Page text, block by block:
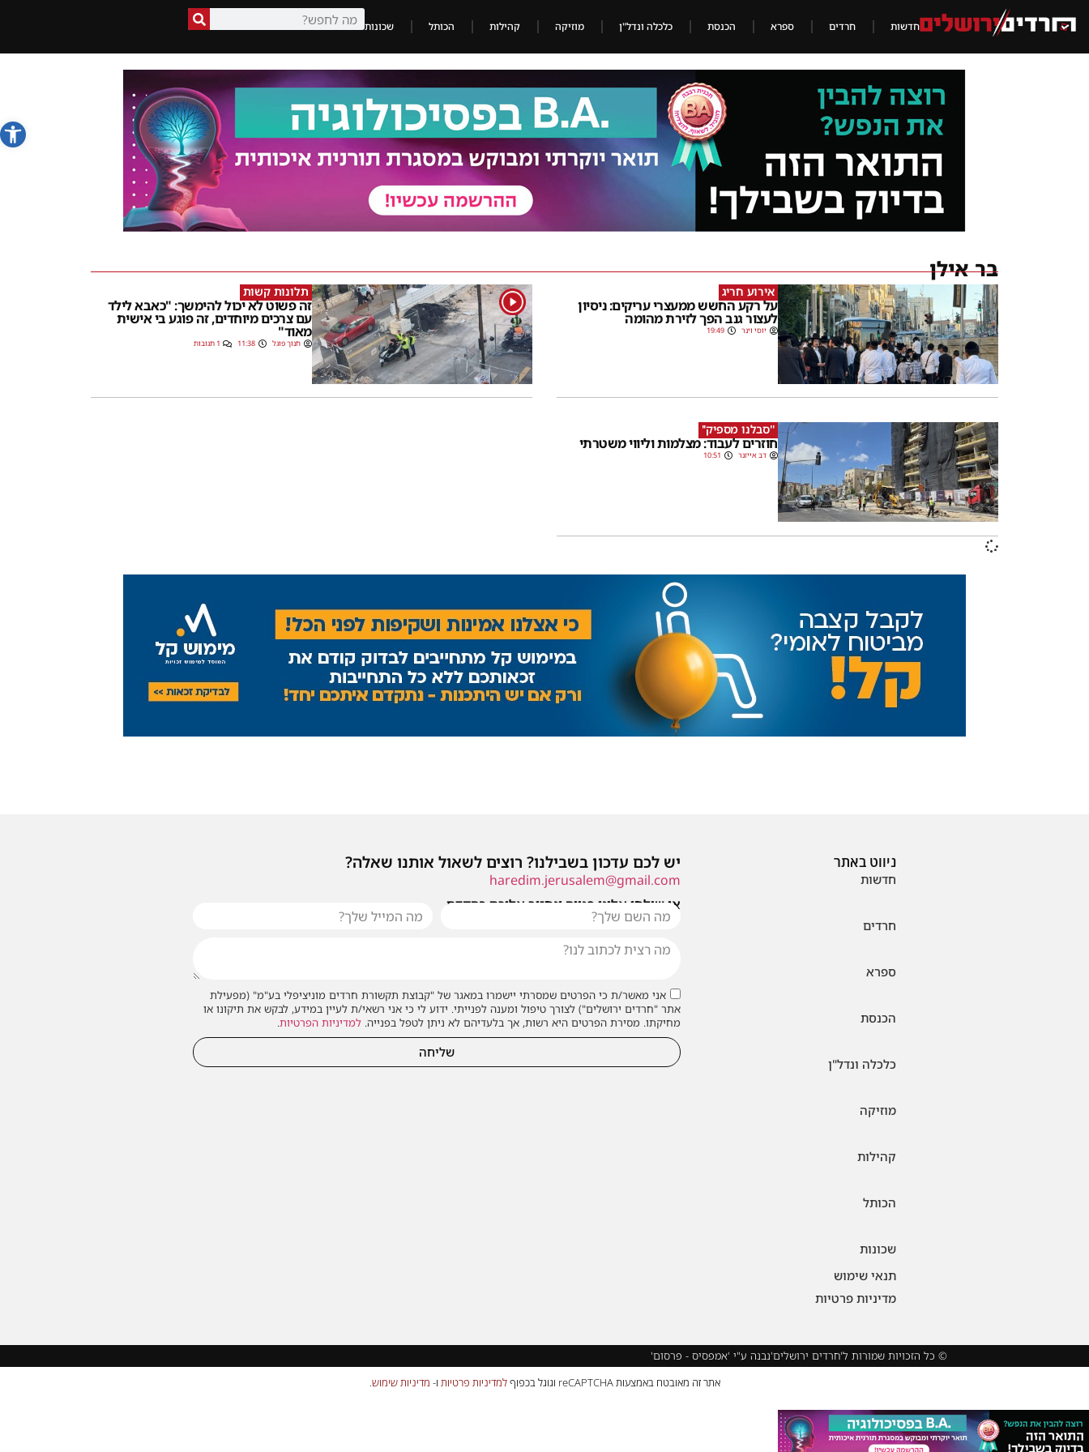
פתח
חדשות חרדים ספרא הכנסת כלכלה ונדל"ן מוזיקה קהילות הכותל שכונות
בר אילן
אירוע חריג
על רקע החשש ממעצרי עריקים: ניסיון
לעצור גנב הפך לזירת מהומה
יוסי וינר 19:49
1 תלונות קשות
זה פשוט לא יכול להימשך: "כאבא לילד
עם צרכים מיוחדים, זה פוגע בי אישית
מאוד"
חנוך פוגל 11:38 1 תגובות
''סבלנו מספיק''
חוזרים לעבוד: מצלמות וליווי משטרתי
דב אייזנר 10:51
ניווט באתר
חדשות
חרדים
ספרא
הכנסת
כלכלה ונדל"ן
מוזיקה
קהילות
הכותל
שכונות
תנאי שימוש
מדיניות פרטיות
יש לכם עדכון בשבילנו? רוצים לשאול אותנו שאלה?
haredim.jerusalem@gmail.com
או שילחו אלינו פנייה ונחזור אליכם בהקדם
אני מאשר/ת כי הפרטים שמסרתי יישמרו במאגר של "קבוצת תקשורת חרדים מוניציפלי בע"מ" (מפעילת
אתר "חרדים ירושלים") לצורך טיפול ומענה לפנייתי. ידוע לי כי אני רשאי/ת לעיין במידע, לבקש את תיקונו או
מחיקתו. מסירת הפרטים היא רשות, אך בלעדיהם לא ניתן לטפל בפנייה. למדיניות הפרטיות.
שליחה
© כל הזכויות שמורות ל'חרדים ירושלים'נבנה ע"י 'אמפסיס - פרסום'
אתר זה מאובטח באמצעות reCAPTCHA וגוגל בכפוף
למדיניות פרטיות ו- מדיניות שימוש.